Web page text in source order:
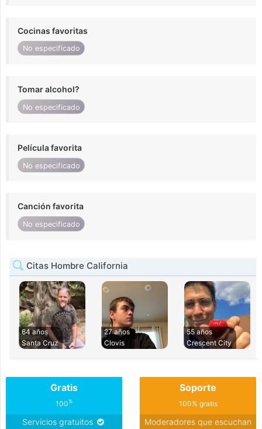
Cocinas favoritas
No especificado
Tomar alcohol?
No especificado
Película favorita
No especificado
Canción favorita
No especificado
Citas Hombre California
64 años
Santa Cruz
27 años
Clovis
55 años
Crescent City
Gratis
100%
Servicios gratuitos
Soporte
100% gratis
Moderadores que escuchan